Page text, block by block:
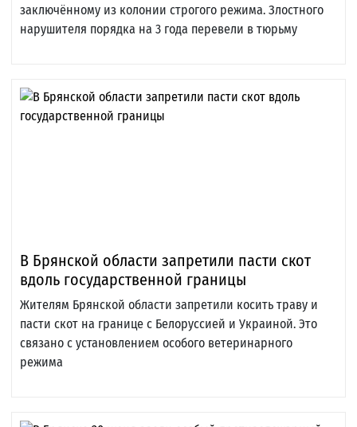
заключённому из колонии строгого режима. Злостного
нарушителя порядка на 3 года перевели в тюрьму
В Брянской области запретили пасти скот
вдоль государственной границы
Жителям Брянской области запретили косить траву и
пасти скот на границе с Белоруссией и Украиной. Это
связано с установлением особого ветеринарного
режима